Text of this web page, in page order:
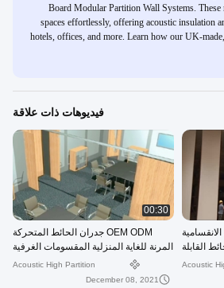
Board Modular Partition Wall Systems.
spaces effortlessly, offering acoustic insulation
hotels, offices, and more. Learn how our UK-
فيديوهات ذات علاقة
القابلة
للعمل
Acoustic
00:30
OEM ODM جدران الحائط المتحركة
المرنة للغاية المنزلية المقسومات الغرفية
العازلة للصوت
Acoustic High Partition
December 08, 2021